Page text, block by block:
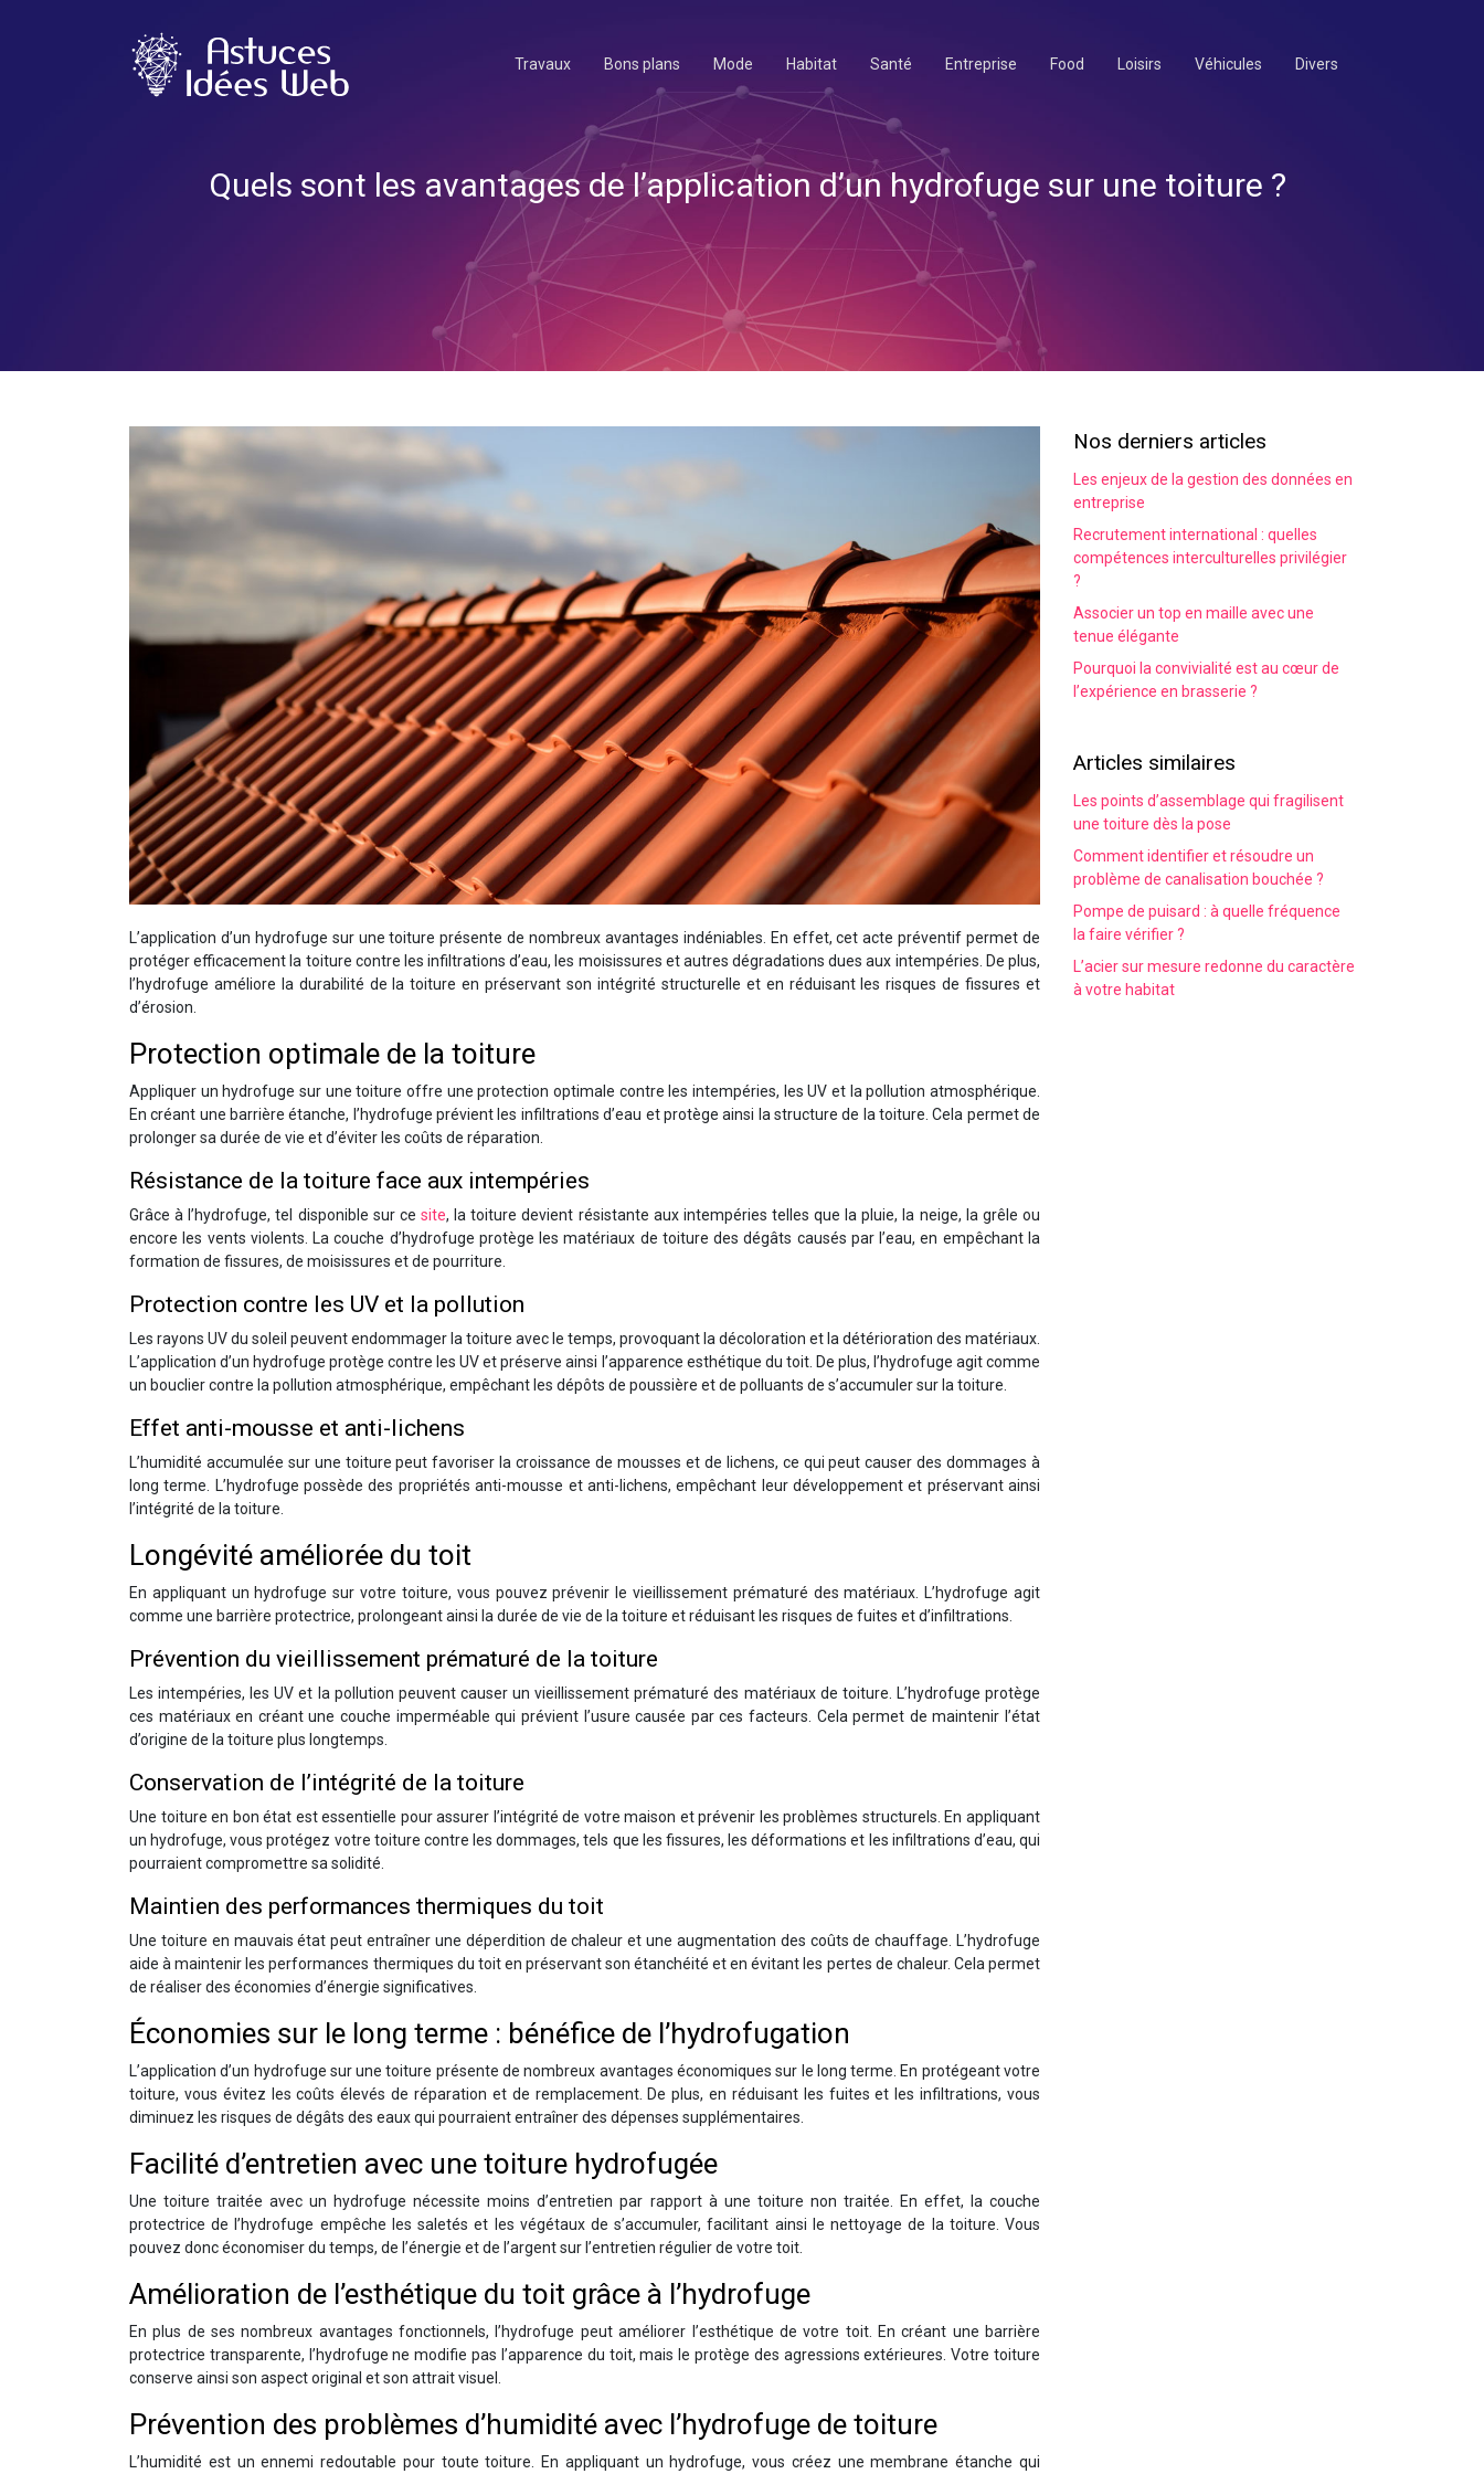
Travaux Bons plans Mode Habitat Santé Entreprise Food Loisirs Véhicules Divers
Quels sont les avantages de l’application d’un hydrofuge sur une toiture ?
L’application d’un hydrofuge sur une toiture présente de nombreux avantages indéniables. En effet, cet acte préventif permet de
protéger efficacement la toiture contre les infiltrations d’eau, les moisissures et autres dégradations dues aux intempéries. De plus,
l’hydrofuge améliore la durabilité de la toiture en préservant son intégrité structurelle et en réduisant les risques de fissures et
d’érosion.
Protection optimale de la toiture
Appliquer un hydrofuge sur une toiture offre une protection optimale contre les intempéries, les UV et la pollution atmosphérique.
En créant une barrière étanche, l’hydrofuge prévient les infiltrations d’eau et protège ainsi la structure de la toiture. Cela permet de
prolonger sa durée de vie et d’éviter les coûts de réparation.
Résistance de la toiture face aux intempéries
Grâce à l’hydrofuge, tel disponible sur ce site, la toiture devient résistante aux intempéries telles que la pluie, la neige, la grêle ou
encore les vents violents. La couche d’hydrofuge protège les matériaux de toiture des dégâts causés par l’eau, en empêchant la
formation de fissures, de moisissures et de pourriture.
Protection contre les UV et la pollution
Les rayons UV du soleil peuvent endommager la toiture avec le temps, provoquant la décoloration et la détérioration des matériaux.
L’application d’un hydrofuge protège contre les UV et préserve ainsi l’apparence esthétique du toit. De plus, l’hydrofuge agit comme
un bouclier contre la pollution atmosphérique, empêchant les dépôts de poussière et de polluants de s’accumuler sur la toiture.
Effet anti-mousse et anti-lichens
L’humidité accumulée sur une toiture peut favoriser la croissance de mousses et de lichens, ce qui peut causer des dommages à
long terme. L’hydrofuge possède des propriétés anti-mousse et anti-lichens, empêchant leur développement et préservant ainsi
l’intégrité de la toiture.
Longévité améliorée du toit
En appliquant un hydrofuge sur votre toiture, vous pouvez prévenir le vieillissement prématuré des matériaux. L’hydrofuge agit
comme une barrière protectrice, prolongeant ainsi la durée de vie de la toiture et réduisant les risques de fuites et d’infiltrations.
Prévention du vieillissement prématuré de la toiture
Les intempéries, les UV et la pollution peuvent causer un vieillissement prématuré des matériaux de toiture. L’hydrofuge protège
ces matériaux en créant une couche imperméable qui prévient l’usure causée par ces facteurs. Cela permet de maintenir l’état
d’origine de la toiture plus longtemps.
Conservation de l’intégrité de la toiture
Une toiture en bon état est essentielle pour assurer l’intégrité de votre maison et prévenir les problèmes structurels. En appliquant
un hydrofuge, vous protégez votre toiture contre les dommages, tels que les fissures, les déformations et les infiltrations d’eau, qui
pourraient compromettre sa solidité.
Maintien des performances thermiques du toit
Une toiture en mauvais état peut entraîner une déperdition de chaleur et une augmentation des coûts de chauffage. L’hydrofuge
aide à maintenir les performances thermiques du toit en préservant son étanchéité et en évitant les pertes de chaleur. Cela permet
de réaliser des économies d’énergie significatives.
Économies sur le long terme : bénéfice de l’hydrofugation
L’application d’un hydrofuge sur une toiture présente de nombreux avantages économiques sur le long terme. En protégeant votre
toiture, vous évitez les coûts élevés de réparation et de remplacement. De plus, en réduisant les fuites et les infiltrations, vous
diminuez les risques de dégâts des eaux qui pourraient entraîner des dépenses supplémentaires.
Facilité d’entretien avec une toiture hydrofugée
Une toiture traitée avec un hydrofuge nécessite moins d’entretien par rapport à une toiture non traitée. En effet, la couche
protectrice de l’hydrofuge empêche les saletés et les végétaux de s’accumuler, facilitant ainsi le nettoyage de la toiture. Vous
pouvez donc économiser du temps, de l’énergie et de l’argent sur l’entretien régulier de votre toit.
Amélioration de l’esthétique du toit grâce à l’hydrofuge
En plus de ses nombreux avantages fonctionnels, l’hydrofuge peut améliorer l’esthétique de votre toit. En créant une barrière
protectrice transparente, l’hydrofuge ne modifie pas l’apparence du toit, mais le protège des agressions extérieures. Votre toiture
conserve ainsi son aspect original et son attrait visuel.
Prévention des problèmes d’humidité avec l’hydrofuge de toiture
L’humidité est un ennemi redoutable pour toute toiture. En appliquant un hydrofuge, vous créez une membrane étanche qui
Nos derniers articles
Les enjeux de la gestion des données en
entreprise
Recrutement international : quelles
compétences interculturelles privilégier
?
Associer un top en maille avec une
tenue élégante
Pourquoi la convivialité est au cœur de
l’expérience en brasserie ?
Articles similaires
Les points d’assemblage qui fragilisent
une toiture dès la pose
Comment identifier et résoudre un
problème de canalisation bouchée ?
Pompe de puisard : à quelle fréquence
la faire vérifier ?
L’acier sur mesure redonne du caractère
à votre habitat